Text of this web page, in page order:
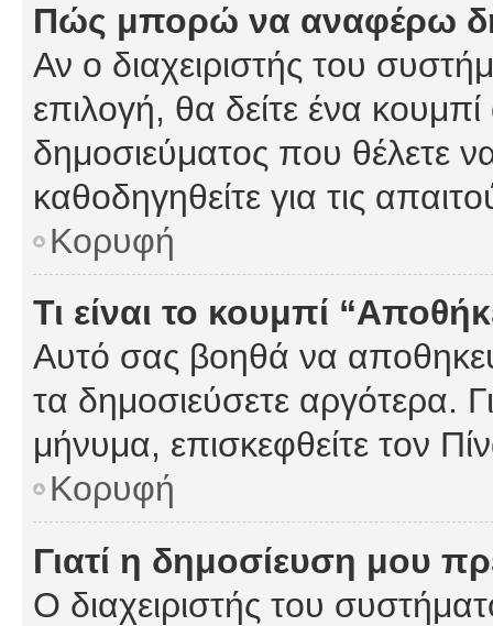
Πώς μπορώ να αναφέρω
Αν ο διαχειριστής του
επιλογή, θα δείτε ένα
δημοσιεύματος που θέλετε
καθοδηγηθείτε για τις
Κορυφή
Τι είναι το κουμπί
Αυτό σας βοηθά να
τα δημοσιεύσετε αργότερα.
μήνυμα, επισκεφθείτε τον
Κορυφή
Γιατί η δημοσίευση μου
Ο διαχειριστής του